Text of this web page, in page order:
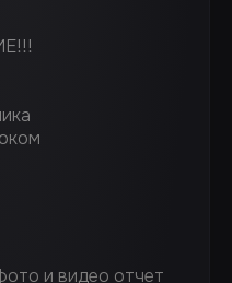
и видео отчет